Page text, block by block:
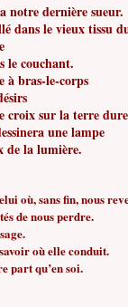
notre dernière sueur.
dans le vieux tissu
le couchant.
à bras-le-corps
croix sur la terre
une lampe
de la lumière.
où, sans fin, nous
de nous perdre.
où elle conduit.
part qu’en soi.